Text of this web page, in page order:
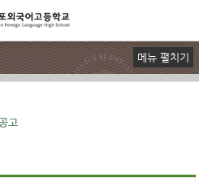
메뉴 펼치기
고